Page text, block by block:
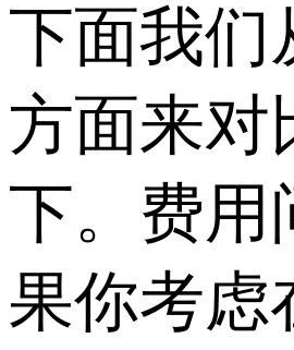
下面我们
方面来对
下。费用
果你考虑